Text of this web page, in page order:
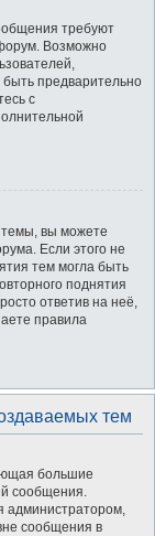
требуют
Возможно
предварительно
с
темы, вы можете
Если этого не
тем могла быть
поднятия
ответив на неё,
правила
тем
большие
сообщения.
администратором,
сообщения в